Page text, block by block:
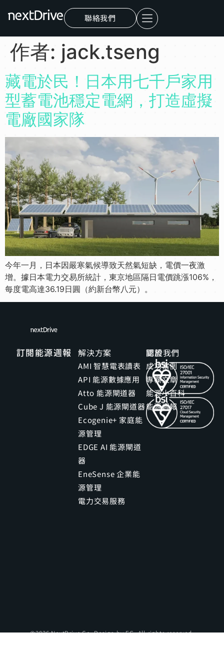
聯絡我們
作者: jack.tseng
藏電於民！日本用七千戶家用
型蓄電池穩定電網，打造虛擬
電廠國家隊
今年一月，日本因嚴寒氣候導致天然氣短缺，電價一夜激
增。據日本電力交易所統計，東京地區隔日電價跳漲106%，
每度電高達36.19日圓（約新台幣八元）。
訂閱能源週報 解決方案
AMI 智慧電表讀表
API 能源數據應用
Atto 能源閘道器
Cube J 能源閘道器
Ecogenie+ 家庭能
源管理
EDGE AI 能源閘道
器
EneSense 企業能
源管理
電力交易服務
關於我們
成功案例
專欄文章
能源小百科
能源週報
認證
©2026 NextDrive Co. Design byEG. All rights reserved.